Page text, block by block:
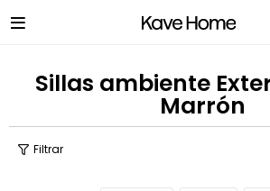

Sillas ambiente
Marrón